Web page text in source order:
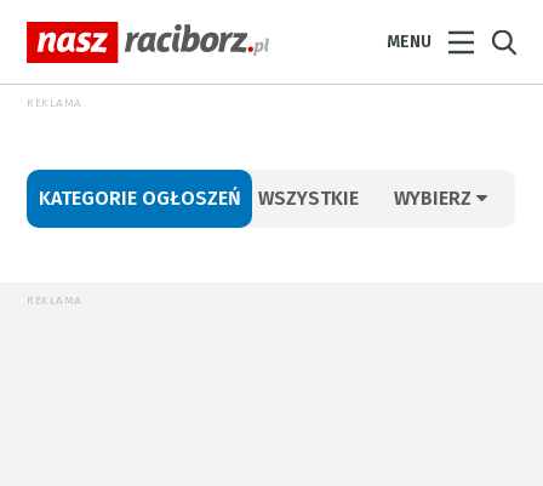
MENU
REKLAMA
KATEGORIE OGŁOSZEŃ WSZYSTKIE WYBIERZ
REKLAMA